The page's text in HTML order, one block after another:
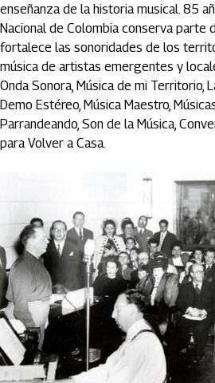
enseñanza de la historia musical. 85
Nacional de Colombia conserva parte
fortalece las sonoridades de los
música de artistas emergentes y
Onda Sonora, Música de mi Territorio,
Demo Estéreo, Música Maestro,
Parrandeando, Son de la Música,
para Volver a Casa.